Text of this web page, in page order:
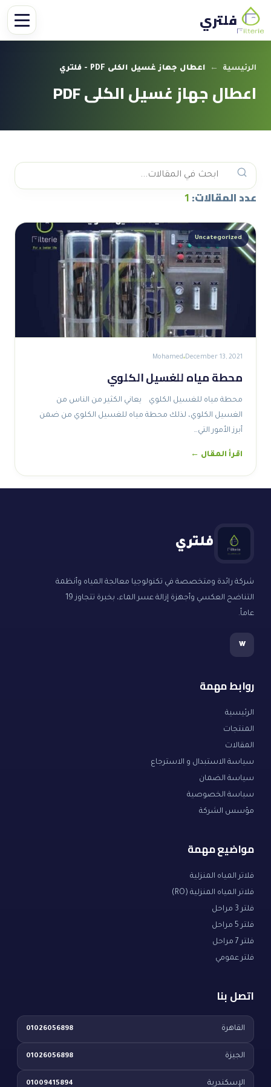
فلتري
الرئيسية ← اعطال جهاز غسيل الكلى PDF - فلتري
اعطال جهاز غسيل الكلى PDF
عدد المقالات:1
Uncategorized
December 13, 2021
Mohamed
محطة مياه للغسيل الكلوي
محطة مياه للغسيل الكلوي يعاني الكثير من الناس من
الغسيل الكلوي، لذلك محطة مياه للغسيل الكلوي من ضمن
أبرز الأمور التي…
اقرأ المقال ←
فلتري
شركة رائدة ومتخصصة في تكنولوجيا معالجة المياه وأنظمة
التناضح العكسي وأجهزة إزالة عسر الماء، بخبرة تتجاوز 19
عاماً.
w
روابط مهمة
الرئيسية
المنتجات
المقالات
سياسة الاستبدال و الاسترجاع
سياسة الضمان
سياسة الخصوصية
مؤسس الشركة
مواضيع مهمة
فلاتر المياه المنزلية
فلاتر المياه المنزلية (RO)
فلتر 3 مراحل
فلتر 5 مراحل
فلتر 7 مراحل
فلتر عمومي
اتصل بنا
القاهرة 01026056898
الجيزة 01026056898
الإسكندرية 01009415894